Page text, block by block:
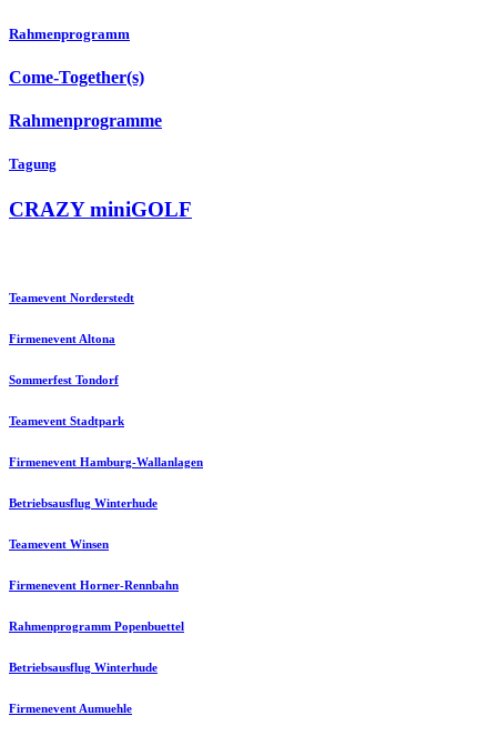
Rahmenprogramm
Come-Together(s)
Rahmenprogramme
Tagung
CRAZY miniGOLF
Teamevent Norderstedt
Firmenevent Altona
Sommerfest Tondorf
Teamevent Stadtpark
Firmenevent Hamburg-Wallanlagen
Betriebsausflug Winterhude
Teamevent Winsen
Firmenevent Horner-Rennbahn
Rahmenprogramm Popenbuettel
Betriebsausflug Winterhude
Firmenevent Aumuehle